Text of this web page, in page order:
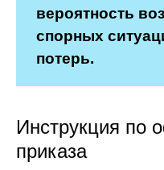
вероятность
спорных
потерь.
Инструкция по
приказа